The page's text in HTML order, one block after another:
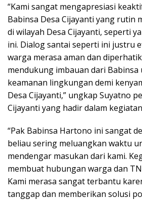
“Kami sangat mengapresiasi
Babinsa Desa Cijayanti yang rutin
di wilayah Desa Cijayanti, seperti
ini. Dialog santai seperti ini justru
warga merasa aman dan
mendukung imbauan dari
keamanan lingkungan demi
Desa Cijayanti,” ungkap Suyatno
Cijayanti yang hadir dalam
“Pak Babinsa Hartono ini sangat
beliau sering meluangkan waktu
mendengar masukan dari kami.
membuat hubungan warga dan
Kami merasa sangat terbantu
tanggap dan memberikan solusi